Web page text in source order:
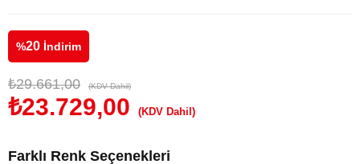
%20 İndirim
₺29.661,00 (KDV Dahil)
₺23.729,00 (KDV Dahil)
Farklı Renk Seçenekleri